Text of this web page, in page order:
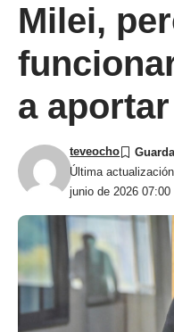
Milei,
a
Última
junio de 2026 07:00
teveocho